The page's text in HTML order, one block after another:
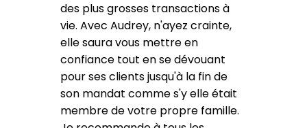
des plus grosses transactions à
vie. Avec Audrey, n'ayez crainte,
elle saura vous mettre en
confiance tout en se dévouant
pour ses clients jusqu'à la fin de
son mandat comme s'y elle était
membre de votre propre famille.